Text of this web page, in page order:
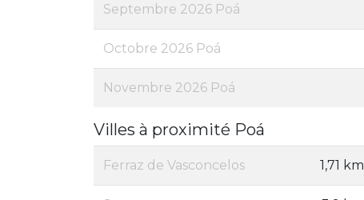
Septembre 2026 Poá
Octobre 2026 Poá
Novembre 2026 Poá
Villes à proximité Poá
Ferraz de Vasconcelos 1,71 km